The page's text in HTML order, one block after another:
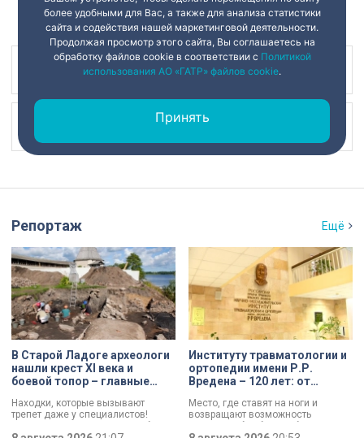
Наш канал в
Наш канал в
Репортаж Ещё
В Старой Ладоге археологи
нашли крест XI века и
боевой топор – главные
Находки, которые вызывают
трепет даже у специалистов!
Нательный крест возрастом более
Институту травматологии и
ортопедии имени Р.Р.
Вредена – 120 лет: от
до передового
медицинского центра
Место, где ставят на ноги и
возвращают возможность
двигаться без боли. Юбилей
более удобными для Вас, а также для анализа статистики
сайта и содействия нашей маркетинговой деятельности.
Продолжая просмотр этого сайта, Вы соглашаетесь на
обработку файлов cookie в соответствии с Политикой
использования АО «ГАТР» файлов cookie.
Принять